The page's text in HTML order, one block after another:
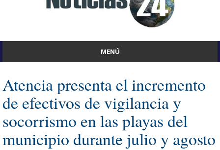
MENÚ
Atencia presenta el incremento
de efectivos de vigilancia y
socorrismo en las playas del
municipio durante julio y agosto